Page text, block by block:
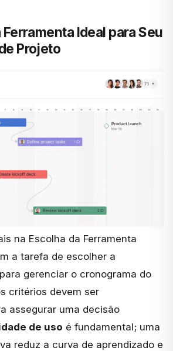
Ideal para Seu
Projeto
na Escolha da Ferramenta
a tarefa de escolher a
gerenciar o cronograma do
critérios devem ser
assegurar uma decisão
de uso é fundamental; uma
reduz a curva de aprendizado e